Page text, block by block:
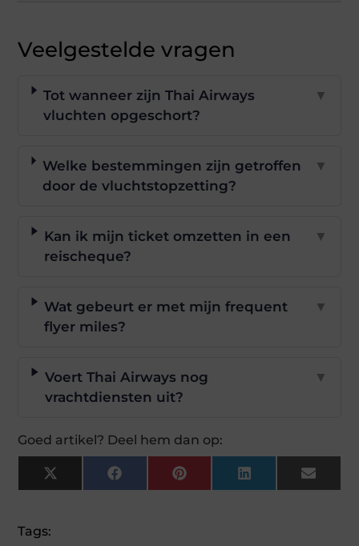
Veelgestelde vragen
Tot wanneer zijn Thai Airways
vluchten opgeschort?
▼
Welke bestemmingen zijn getroffen
door de vluchtstopzetting?
▼
Kan ik mijn ticket omzetten in een
reischeque?
▼
Wat gebeurt er met mijn frequent
flyer miles?
▼
Voert Thai Airways nog
vrachtdiensten uit?
▼
Goed artikel? Deel hem dan op:
X
(Twitter)
FacebookPinterestLinkedInEmail
Tags: